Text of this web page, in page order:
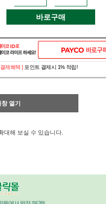
바로구매
제혜택 ] 포인트 결제시 1% 적립!
열기
대해 보실 수 있습니다.